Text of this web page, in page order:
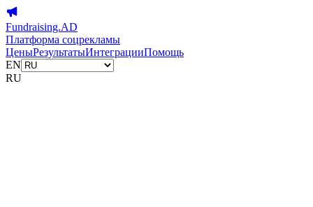
Fundraising.AD
Платформа соцрекламы
ЦеныРезультатыИнтеграцииПомощь
EN
RU